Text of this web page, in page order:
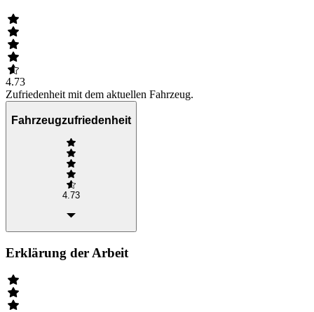
4.73
Zufriedenheit mit dem aktuellen Fahrzeug.
Fahrzeugzufriedenheit
4.73
Erklärung der Arbeit